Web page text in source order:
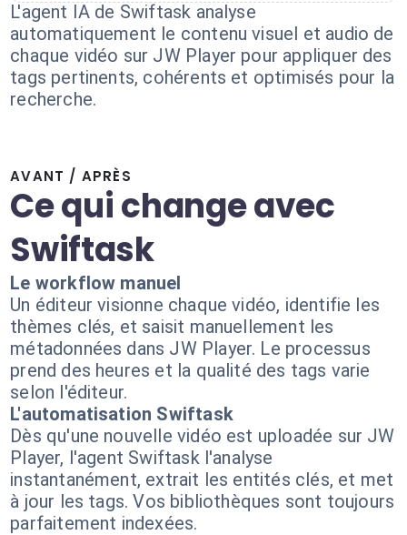
L'agent IA de Swiftask analyse
automatiquement le contenu visuel et audio de
chaque vidéo sur JW Player pour appliquer des
tags pertinents, cohérents et optimisés pour la
recherche.
AVANT / APRÈS
Ce qui change avec
Swiftask
Le workflow manuel
Un éditeur visionne chaque vidéo, identifie les
thèmes clés, et saisit manuellement les
métadonnées dans JW Player. Le processus
prend des heures et la qualité des tags varie
selon l'éditeur.
L'automatisation Swiftask
Dès qu'une nouvelle vidéo est uploadée sur JW
Player, l'agent Swiftask l'analyse
instantanément, extrait les entités clés, et met
à jour les tags. Vos bibliothèques sont toujours
parfaitement indexées.